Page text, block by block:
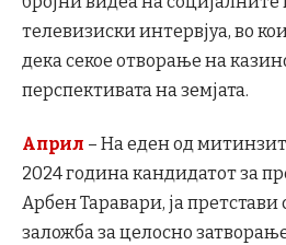
телевизиски интервјуа, во
дека секое отворање на
перспективата на земјата.
Април – На еден од
2024 година кандидатот за
Арбен Таравари, ја претстави
заложба за целосно